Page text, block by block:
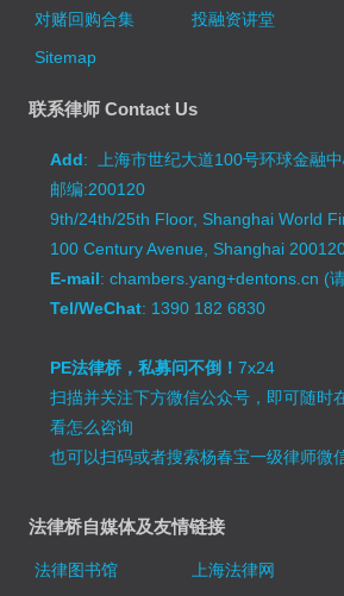
对赌回购合集
投融资讲堂
Sitemap
联系律师 Contact Us
Add: 上海市世纪大道100号环球金融
邮编:200120
9th/24th/25th Floor, Shanghai World
100 Century Avenue, Shanghai
E-mail: chambers.yang+dentons.cn (
Tel/WeChat: 1390 182 6830
PE法律桥，私募问不倒！7x24
扫描并关注下方微信公众号，即可随时
看怎么咨询
也可以扫码或者搜索杨春宝一级律师微
法律桥自媒体及友情链接
法律图书馆 上海法律网